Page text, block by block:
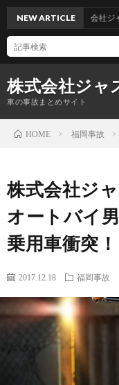
株式会社ジャ
車の事故まとめサイト
NEW ARTICLE株式会社ジャス
HOME 福岡事故
株式会社ジ
オートバイ
乗用車衝突！
2017.12.18 福岡事故